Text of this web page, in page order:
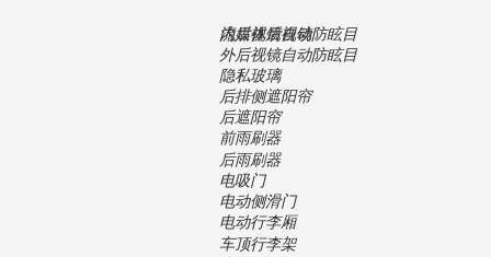
内后视镜自动防眩目
流媒体后视镜
外后视镜自动防眩目
隐私玻璃
后排侧遮阳帘
后遮阳帘
前雨刷器
后雨刷器
电吸门
电动侧滑门
电动行李厢
车顶行李架